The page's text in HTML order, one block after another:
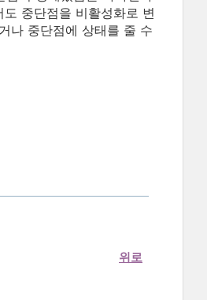
중단점을 비활성화로 변
나 중단점에 상태를 줄 수
위로